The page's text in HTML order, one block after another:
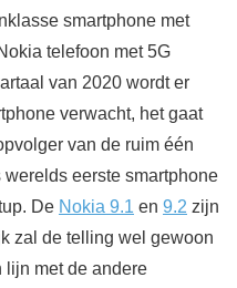
smartphone met
telefoon met 5G
van 2020 wordt er
verwacht, het gaat
van de ruim één
werelds eerste smartphone
De Nokia 9.1 en 9.2 zijn
zal de telling wel gewoon
lijn met de andere